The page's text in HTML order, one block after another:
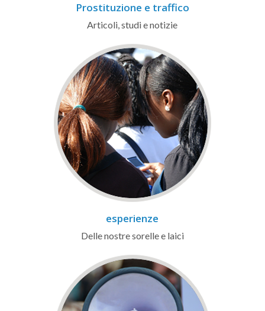
Prostituzione e traffico
Articoli, studi e notizie
esperienze
Delle nostre sorelle e laici